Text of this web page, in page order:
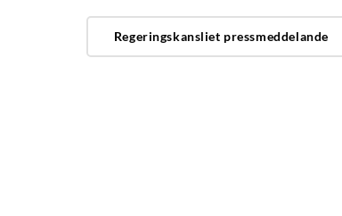
Regeringskansliet pressmeddelande